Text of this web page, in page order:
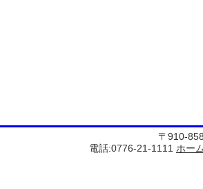
〒910-
電話:0776-21-1111 ホー